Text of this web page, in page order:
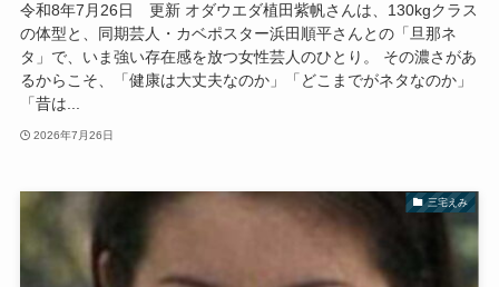
令和8年7月26日 更新 オダウエダ植田紫帆さんは、130kgクラス
の体型と、同期芸人・カベポスター浜田順平さんとの「旦那ネ
タ」で、いま強い存在感を放つ女性芸人のひとり。 その濃さがあ
るからこそ、「健康は大丈夫なのか」「どこまでがネタなのか」
「昔は...
2026年7月26日
三宅えみ